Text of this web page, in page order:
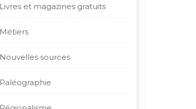
Livres et magazines gratuits
Métiers
Nouvelles sources
Paléographie